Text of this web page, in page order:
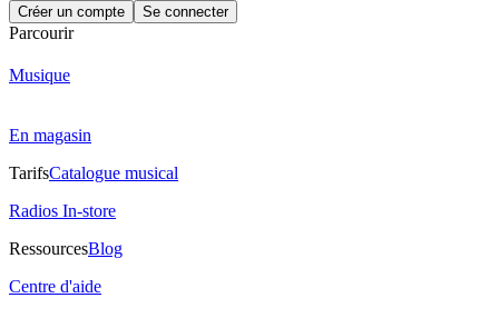
Créer un compte Se connecter
Parcourir
Musique
En magasin
TarifsCatalogue musical
Radios In-store
RessourcesBlog
Centre d'aide